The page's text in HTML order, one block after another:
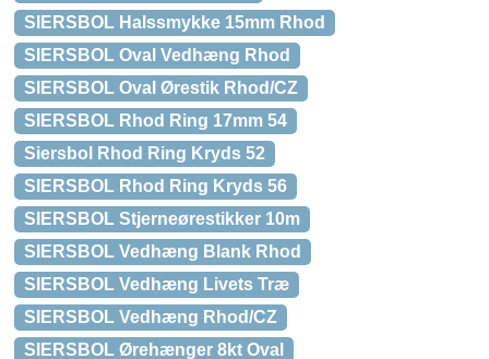
SIERSBOL Halssmykke 15mm Rhod
SIERSBOL Oval Vedhæng Rhod
SIERSBOL Oval Ørestik Rhod/CZ
SIERSBOL Rhod Ring 17mm 54
Siersbol Rhod Ring Kryds 52
SIERSBOL Rhod Ring Kryds 56
SIERSBOL Stjerneørestikker 10m
SIERSBOL Vedhæng Blank Rhod
SIERSBOL Vedhæng Livets Træ
SIERSBOL Vedhæng Rhod/CZ
SIERSBOL Ørehænger 8kt Oval